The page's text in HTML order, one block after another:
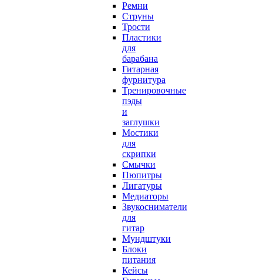
Ремни
Струны
Трости
Пластики
для
барабана
Гитарная
фурнитура
Тренировочные
пэды
и
заглушки
Мостики
для
скрипки
Смычки
Пюпитры
Лигатуры
Медиаторы
Звукосниматели
для
гитар
Мундштуки
Блоки
питания
Кейсы